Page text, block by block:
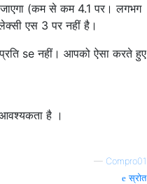
(कम से कम 4.1 पर। लगभग
एस 3 पर नहीं है।
se नहीं। आपको ऐसा करते हुए
है ।
— Compro01
स्रोत